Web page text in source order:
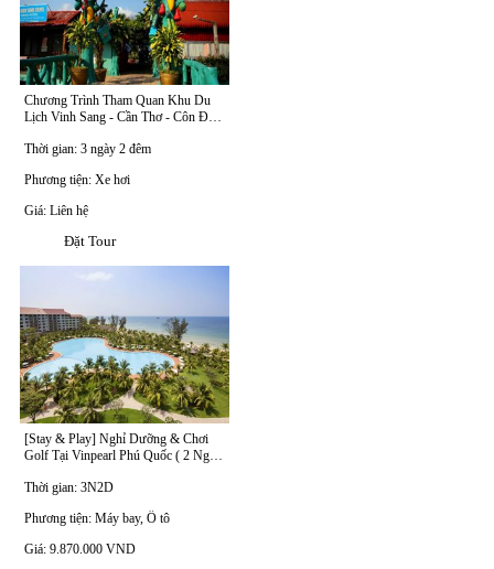
Chương Trình Tham Quan Khu Du
Lịch Vinh Sang - Cần Thơ - Côn Đảo
Thời gian: 3 ngày 2 đêm
Phương tiện: Xe hơi
Giá: Liên hệ
Đặt Tour
[Stay & Play] Nghỉ Dưỡng & Chơi
Golf Tại Vinpearl Phú Quốc ( 2 Ngày
Thời gian: 3N2D
Phương tiện: Máy bay, Ô tô
Giá: 9.870.000 VND